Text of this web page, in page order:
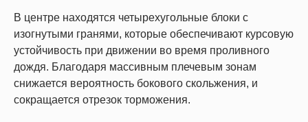
В центре находятся четырехугольные блоки с
изогнутыми гранями, которые обеспечивают курсовую
устойчивость при движении во время проливного
дождя. Благодаря массивным плечевым зонам
снижается вероятность бокового скольжения, и
сокращается отрезок торможения.